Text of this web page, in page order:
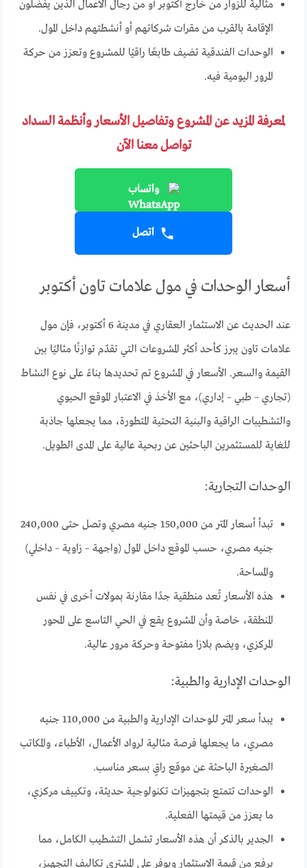
مثالية للزوار من خارج أكتوبر أو من رجال الأعمال الذين يفضلون
الإقامة بالقرب من مقرات شركاتهم أو أنشطتهم داخل المول.
الوحدات الفندقية تضيف طابعًا راقيًا للمشروع وتعزز من حركة
المرور اليومية فيه.
لمعرفة المزيد عن المشروع وتفاصيل الأسعار وأنظمة السداد
تواصل معنا الآن
واتساب
اتصل
أسعار الوحدات في مول علامات تاون أكتوبر
عند الحديث عن الاستثمار العقاري في مدينة 6 أكتوبر، فإن مول
علامات تاون يبرز كأحد أكثر المشروعات التي تقدّم توازنًا مثاليًا بين
القيمة والسعر. الأسعار في المشروع تم تحديدها بناءً على نوع النشاط
(تجاري – طبي – إداري)، مع الأخذ في الاعتبار الموقع الحيوي
والتشطيبات الراقية والبنية التحتية المتطورة، مما يجعلها جاذبة
للغاية للمستثمرين الباحثين عن ربحية عالية على المدى الطويل.
الوحدات التجارية:
تبدأ أسعار المتر من 150,000 جنيه مصري وتصل حتى 240,000
جنيه مصري، حسب الموقع داخل المول (واجهة – زاوية – داخلي)
والمساحة.
هذه الأسعار تُعد منطقية جدًا مقارنة بمولات أخرى في نفس
المنطقة، خاصة وأن المشروع يقع في الحي التاسع على المحور
المركزي، ويضم بلازا مفتوحة وحركة مرور عالية.
الوحدات الإدارية والطبية:
يبدأ سعر المتر للوحدات الإدارية والطبية من 110,000 جنيه
مصري، ما يجعلها فرصة مثالية لرواد الأعمال، الأطباء، والمكاتب
الصغيرة الباحثة عن موقع راقٍ بسعر مناسب.
الوحدات تتمتع بتجهيزات تكنولوجية حديثة، وتكييف مركزي،
ما يعزز من قيمتها الفعلية.
الجدير بالذكر أن هذه الأسعار تشمل التشطيب الكامل، مما
يرفع من قيمة الاستثمار ويوفر على المشتري تكاليف التجهيز،